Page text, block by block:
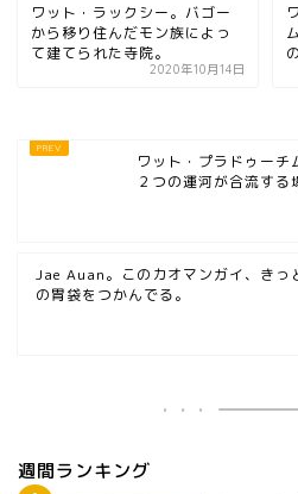
ワット・ラックシー。バゴー
から移り住んだモン族によっ
て建てられた寺院。
2020年10月14日
ワット・プラドゥーチ
２つの運河が合流する
Jae Auan。このカオマンガイ、きっ
の胃袋をつかんでる。
週間ランキング